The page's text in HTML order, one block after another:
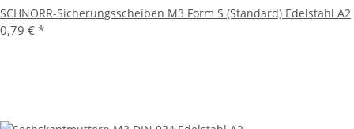
SCHNORR-Sicherungsscheiben M3 Form S (Standard) Edelstahl A2
0,79 € *